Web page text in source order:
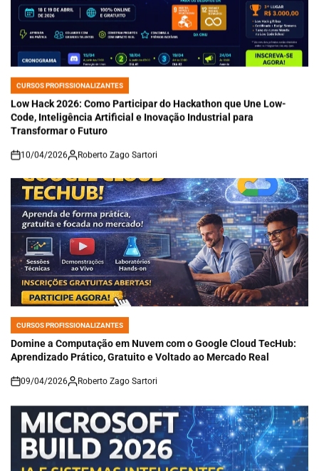
POSTED
IN
CURSOS PROFISSIONALIZANTES
Low Hack 2026: Como Participar do Hackathon que Une Low-
Code, Inteligência Artificial e Inovação Industrial para
Transformar o Futuro
on
10/04/2026 Roberto Zago Sartori
POSTED
IN
CURSOS PROFISSIONALIZANTES
Domine a Computação em Nuvem com o Google Cloud TecHub:
Aprendizado Prático, Gratuito e Voltado ao Mercado Real
on
09/04/2026 Roberto Zago Sartori